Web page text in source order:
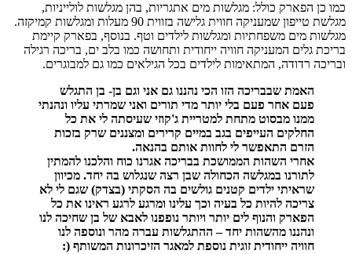
כמו כן הפארק כולל: מגלשות מים אתגריות, בהן מגלשות לולייניות,
מגלשת טייפון שמעניקה חווית גלישה בזווית 90 מעלות ומגלשות קמיקזה.
מגלשות מים משפחתיות ומגלשות לילדים וטף. בנוסף, בפארק קיימת
בריכת גלים המעניקה חוויה ייחודית ותחושה כמו בלב ים, בריכה רגילה
ובריכה רדודה, המתאימות לילדים בכל הגילאים כמו גם למבוגרים.
האמת שבבריכה הזו הכי נהננו גם אני וגם בן- בן התגלש
פעם אחר פעם בלי יותר מדי תורים ואני שמרתי עליו ונהנתי
ממנו מבסוט מתחת למטריית ג'קוזי שעיסתה לי את כל
החלקים העייפים בגב במיים קרירים ומצננים שרק בזכות
הזרם התאפשר לי לחוות אותם בהנאה.
אחרי השהות הממושכת בבריכה אגרנו כוח והלכנו להמתין
לתורנו במגלשה הכחולה שבן רצה שנגלוש בה יחד. מכיוון
שראיתי ילדים קטנים גולשים בה הסקתי (בצדק) שגם לי לא
צריכה להיות כל בעיה וכך עלינו ומרגע לרגע ראינו את כל
הפארק והנוף לים יותר ויותר נופפנו לאבא של בן שחיכה לנו
ונהננו מהשהות יחד – ההתגלשות עברה מהר ונוספה לנו
חוויה ייחודית זוגית נוספת למאגר הזיכרונות המשותף (: